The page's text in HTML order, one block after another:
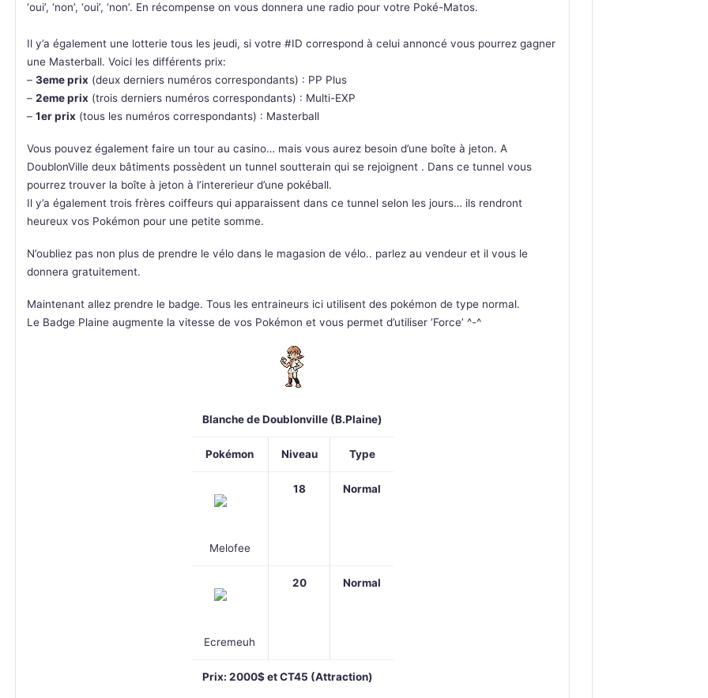
‘oui’, ‘non’, ‘oui’, ‘non’. En récompense on vous donnera une radio pour votre Poké-Matos.
Il y’a également une lotterie tous les jeudi, si votre #ID correspond à celui annoncé vous pourrez gagner
une Masterball. Voici les différents prix:
– 3eme prix (deux derniers numéros correspondants) : PP Plus
– 2eme prix (trois derniers numéros correspondants) : Multi-EXP
– 1er prix (tous les numéros correspondants) : Masterball
Vous pouvez également faire un tour au casino… mais vous aurez besoin d’une boîte à jeton. A
DoublonVille deux bâtiments possèdent un tunnel soutterain qui se rejoignent . Dans ce tunnel vous
pourrez trouver la boîte à jeton à l’intererieur d’une pokéball.
Il y’a également trois frères coiffeurs qui apparaissent dans ce tunnel selon les jours… ils rendront
heureux vos Pokémon pour une petite somme.
N’oubliez pas non plus de prendre le vélo dans le magasion de vélo.. parlez au vendeur et il vous le
donnera gratuitement.
Maintenant allez prendre le badge. Tous les entraineurs ici utilisent des pokémon de type normal.
Le Badge Plaine augmente la vitesse de vos Pokémon et vous permet d’utiliser ‘Force’ ^-^
Blanche de Doublonville (B.Plaine)
Pokémon Niveau Type
Melofee
18 Normal
Ecremeuh
20 Normal
Prix: 2000$ et CT45 (Attraction)